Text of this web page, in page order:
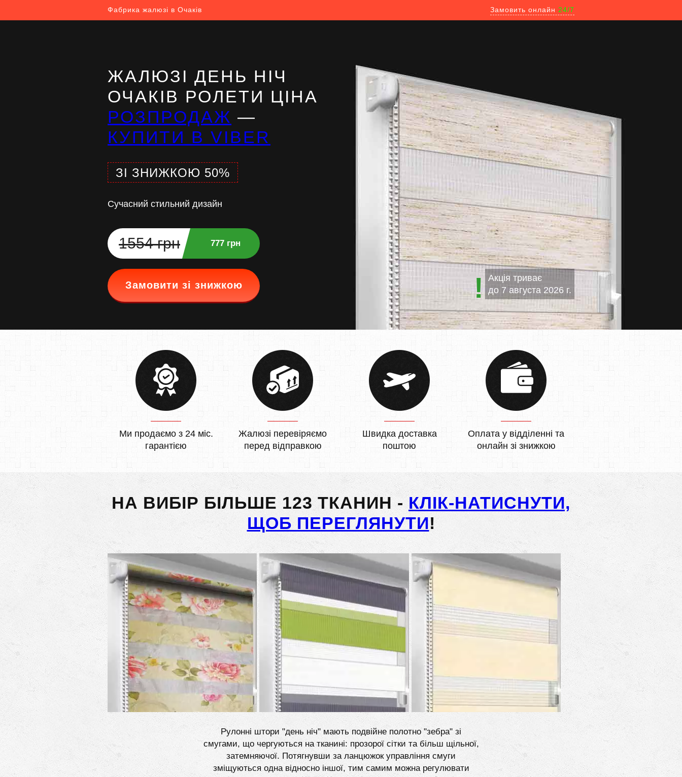
Фабрика жалюзі в Очаків Замовить онлайн 24/7
ЖАЛЮЗІ ДЕНЬ НІЧ
ОЧАКІВ РОЛЕТИ ЦІНА
РОЗПРОДАЖ —
КУПИТИ В VIBER
ЗІ ЗНИЖКОЮ 50%
Сучасний стильний дизайн
1554 грн 777 грн
Замовити зі знижкою
Акція триває
до 7 августа 2026 г.
Ми продаємо з 24 міс.
гарантією
Жалюзі перевіряємо
перед відправкою
Швидка доставка
поштою
Оплата у відділенні та
онлайн зі знижкою
НА ВИБІР БІЛЬШЕ 123 ТКАНИН - КЛІК-НАТИСНУТИ,
ЩОБ ПЕРЕГЛЯНУТИ!
Рулонні штори "день ніч" мають подвійне полотно "зебра" зі
смугами, що чергуються на тканині: прозорої сітки та більш щільної,
затемняючої. Потягнувши за ланцюжок управління смуги
зміщуються одна відносно іншої, тим самим можна регулювати